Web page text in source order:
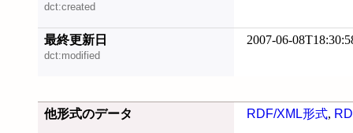
dct:created
最終更新日
dct:modified
2007-06-
他形式のデータ RDF/XML形式,